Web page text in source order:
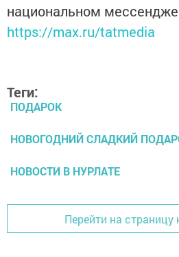
национальном
https://max.ru/tatmedia
Теги:
ПОДАРОК
НОВОГОДНИЙ СЛАДКИЙ
НОВОСТИ В НУРЛАТЕ
Перейти на страницу